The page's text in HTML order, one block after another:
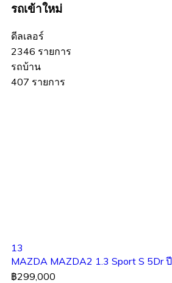
รถเข้าใหม่
ดีลเลอร์
2346 รายการ
รถบ้าน
407 รายการ
13
MAZDA MAZDA2 1.3 Sport S 5Dr
฿299,000